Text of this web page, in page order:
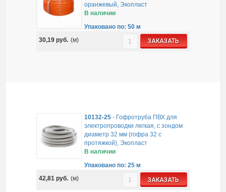
оранжевый, Экопласт
В наличии
Упаковано по: 50 м
30,19руб. (м) ЗАКАЗАТЬ
10132-25 - Гофротруба ПВХ для
электропроводки легкая, с зондом
диаметр 32 мм (гофра 32 с
протяжкой), Экопласт
В наличии
Упаковано по: 25 м
42,81руб. (м) ЗАКАЗАТЬ